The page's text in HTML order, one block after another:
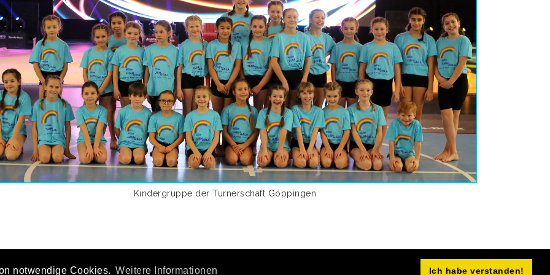
notwendige Cookies. Weitere Informationen Ich habe verstanden!
Kindergruppe der Turnerschaft Göppingen